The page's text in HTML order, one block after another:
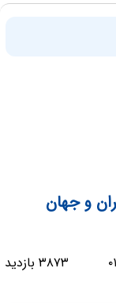
۳۸۷۳ بازدید